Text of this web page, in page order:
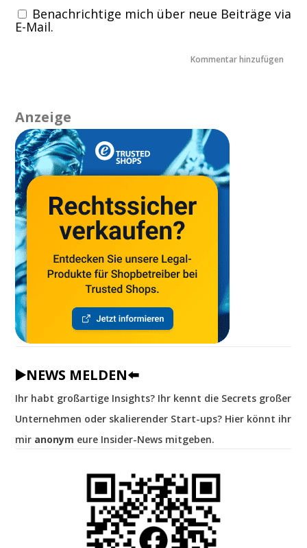
Benachrichtige mich über neue Beiträge via
E-Mail.
Anzeige
▶️NEWS MELDEN⬅️
Ihr habt großartige Insights? Ihr kennt die Secrets großer
Unternehmen oder skalierender Start-ups? Hier könnt ihr
mir anonym eure Insider-News mitgeben.